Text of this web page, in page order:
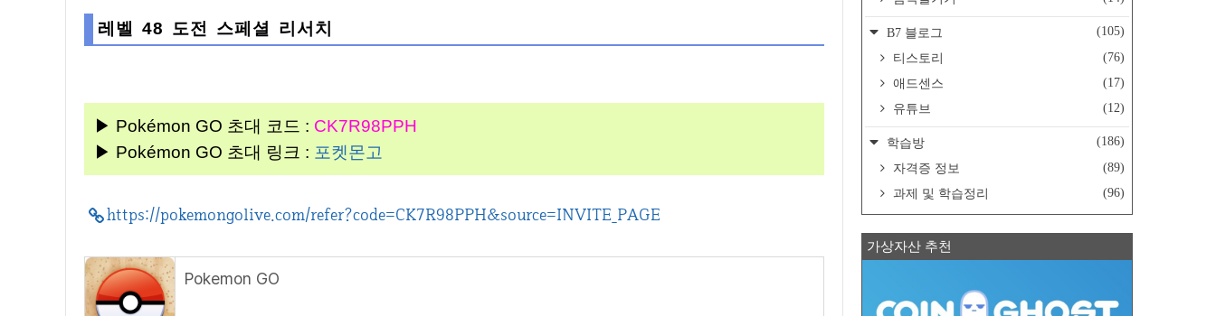
레벨 48 도전 스페셜 리서치
▶ Pokémon GO 초대 코드 : CK7R98PPH
▶ Pokémon GO 초대 링크 : 포켓몬고
https://pokemongolive.com/refer?code=CK7R98PPH&source=INVITE_PAGE
Pokemon GO
B7 블로그
(105)
티스토리
(76)
애드센스
(17)
유튜브
(12)
학습방
(186)
자격증 정보
(89)
과제 및 학습정리
(96)
가상자산 추천